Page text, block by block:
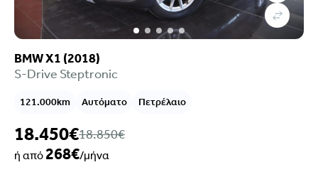
BMW X1 (2018)
S-Drive Steptronic
121.000km Αυτόματο Πετρέλαιο
18.450€18.850€
ή από268€/μήνα